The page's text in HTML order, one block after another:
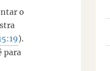
o
).
para